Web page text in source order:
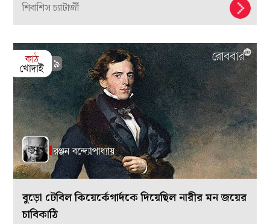
শিবাশিস চ্যাটার্জী
বুড়ো টেবিল কিয়ের্কেগার্দকে দিয়েছিল নারীর মন জয়ের
চাবিকাঠি